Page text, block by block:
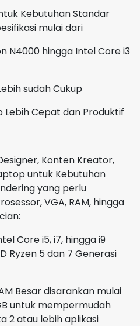
Kebutuhan Standar
mulai dari
N4000 hingga Intel Core i3
sudah Cukup
Cepat dan Produktif
Konten Kreator,
untuk Kebutuhan
yang perlu
VGA, RAM, hingga
Core i5, i7, hingga i9
Ryzen 5 dan 7 Generasi
Besar disarankan mulai
untuk mempermudah
2 atau lebih aplikasi